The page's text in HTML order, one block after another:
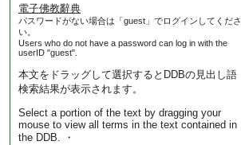
電子佛教辭典
パスワードがない場合は「guest」でログインしてくださ
い。
Users who do not have a password can log in with the
userID "guest".
本文をドラッグして選択するとDDBの見出し語
検索結果が表示されます。
Select a portion of the text by dragging your
mouse to view all terms in the text contained in
the DDB. ・